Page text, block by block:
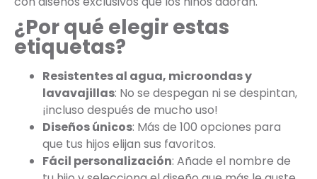
¿Por qué elegir estas
etiquetas?
Resistentes al agua, microondas y
lavavajillas: No se despegan ni se despintan,
¡incluso después de mucho uso!
Diseños únicos: Más de 100 opciones para
que tus hijos elijan sus favoritos.
Fácil personalización: Añade el nombre de